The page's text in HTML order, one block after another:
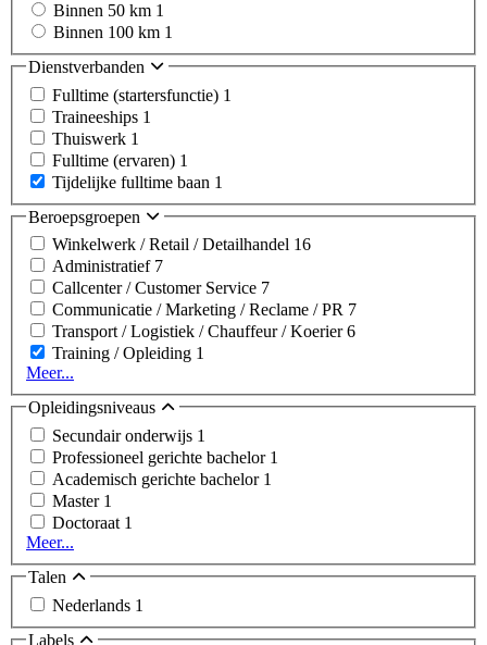
Binnen 50 km 1
Binnen 100 km 1
Dienstverbanden
Fulltime (startersfunctie) 1
Traineeships 1
Thuiswerk 1
Fulltime (ervaren) 1
Tijdelijke fulltime baan 1
Beroepsgroepen
Winkelwerk / Retail / Detailhandel 16
Administratief 7
Callcenter / Customer Service 7
Communicatie / Marketing / Reclame / PR 7
Transport / Logistiek / Chauffeur / Koerier6
Training / Opleiding 1
Meer...
Opleidingsniveaus
Secundair onderwijs 1
Professioneel gerichte bachelor 1
Academisch gerichte bachelor 1
Master 1
Doctoraat 1
Meer...
Talen
Nederlands 1
Labels